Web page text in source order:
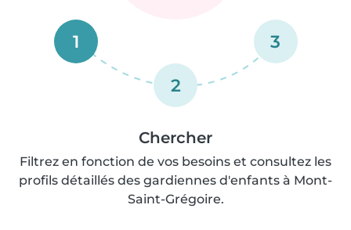
1
2
3
Chercher
Filtrez en fonction de vos besoins et consultez les
profils détaillés des gardiennes d'enfants à Mont-
Saint-Grégoire.